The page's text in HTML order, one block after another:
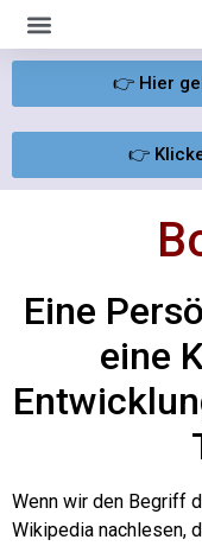
👉 Hier
👉
Eine
eine
Wenn wir den Begriff
Wikipedia nachlesen,